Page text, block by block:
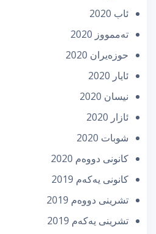
ئاب 2020
تەممووز 2020
حوزه‌یران 2020
ئایار 2020
نیسان 2020
ئازار 2020
شوبات 2020
كانونی دووه‌م 2020
كانونی یه‌كه‌م 2019
تشرینی دووه‌م 2019
تشرینی یه‌كه‌م 2019